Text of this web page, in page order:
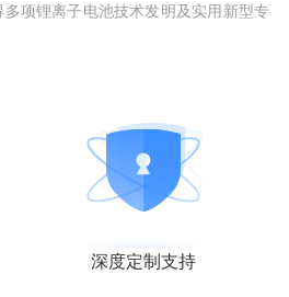
项锂离子电池技术发明及实用新型专
深度定制支持